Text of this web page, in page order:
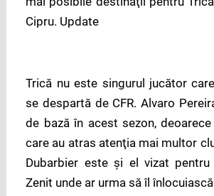
Cipru. Update
Trică nu este singurul jucător
se despartă de CFR. Alvaro
de bază în acest sezon,
care au atras atenţia mai multor
Dubarbier este şi el vizat
Zenit unde ar urma să îl